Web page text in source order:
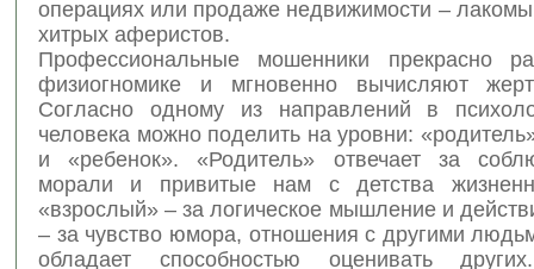
операциях или продаже недвижимости –
хитрых аферистов.
Профессиональные мошенники прекрасно
физиогномике и мгновенно вычисляют
Согласно одному из направлений в
человека можно поделить на уровни:
и «ребенок». «Родитель» отвечает за
морали и привитые нам с детства
«взрослый» – за логическое мышление и
– за чувство юмора, отношения с другими
обладает способностью оценивать